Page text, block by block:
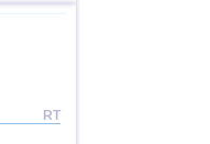
70
10
RT